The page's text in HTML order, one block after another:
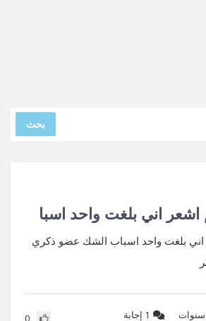
بحث
اشعر اني بلغت واحد اسباب الشك عضو ذكري
1 إجابة 0